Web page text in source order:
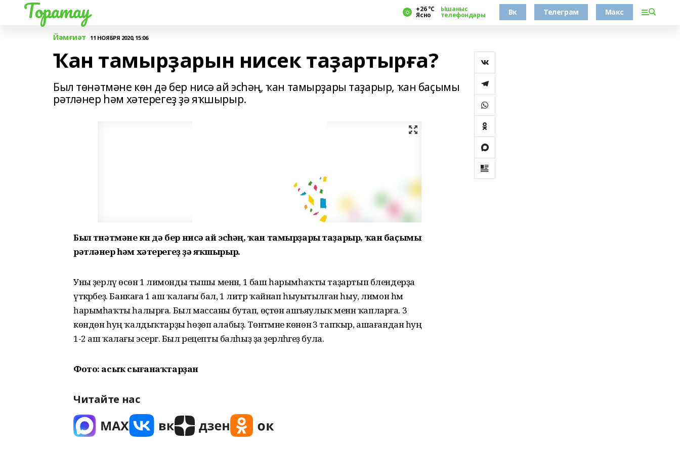
Торатау +26 °С
Ясно
Ышаныс
телефондары Вк Телеграм Макс
Йәмғиәт 11 НОЯБРЯ 2020, 15:06
Ҡан тамырҙарын нисек таҙартырға?
Был төнәтмәне көн дә бер нисә ай эсһәң, ҡан тамырҙары таҙарыр, ҡан баҫымы
рәтләнер һәм хәтерегеҙ ҙә яҡшырыр.
Был төнәтмәне көн дә бер нисә ай эсһәң, ҡан тамырҙары таҙарыр, ҡан баҫымы
рәтләнер һәм хәтерегеҙ ҙә яҡшырыр.
Уны әҙерләү өсөн 1 лимонды тышы менән, 1 баш һарымһаҡты таҙартып блендерҙа
үткәрәбеҙ. Банкаға 1 аш ҡалағы бал, 1 литр ҡайнап һыуытылған һыу, лимон һәм
һарымһаҡты һалырға. Был массаны бутап, өҫтөн ашъяулыҡ менән ҡапларға. 3
көндөн һуң ҡалдыҡтарҙы һөҙөп алабыҙ. Төнәтмәне көнөнә 3 тапҡыр, ашағандан һуң
1-2 аш ҡалағы эсергә. Был рецепты балһыҙ ҙа әҙерләһәгеҙ була.
Фото: асыҡ сығанаҡтарҙан
Читайте нас